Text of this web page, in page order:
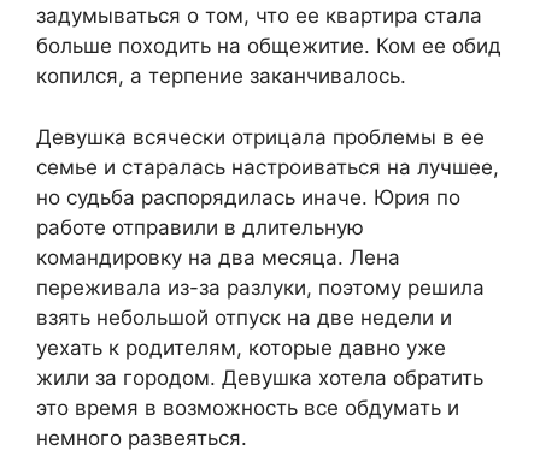
задумываться о том, что ее квартира стала
больше походить на общежитие. Ком ее обид
копился, а терпение заканчивалось.
Девушка всячески отрицала проблемы в ее
семье и старалась настроиваться на лучшее,
но судьба распорядилась иначе. Юрия по
работе отправили в длительную
командировку на два месяца. Лена
переживала из-за разлуки, поэтому решила
взять небольшой отпуск на две недели и
уехать к родителям, которые давно уже
жили за городом. Девушка хотела обратить
это время в возможность все обдумать и
немного развеяться.